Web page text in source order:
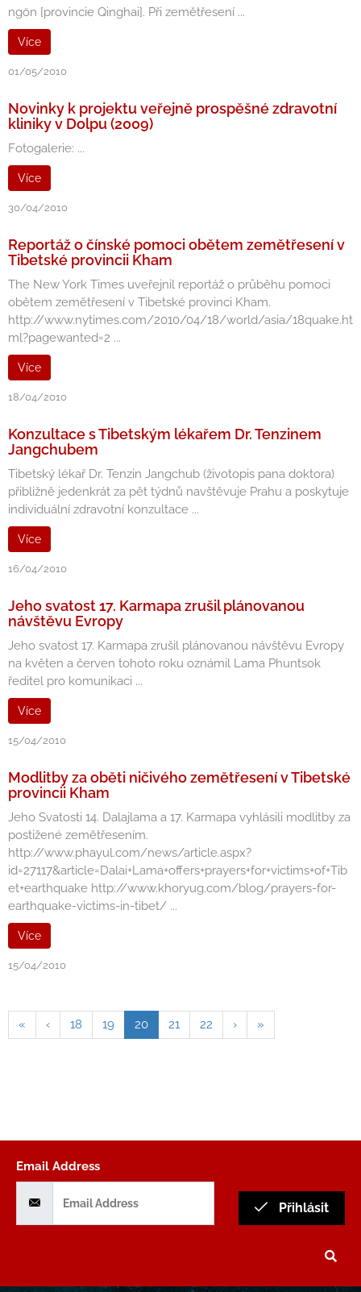
ngön [provincie Qinghai]. Při zemětřesení ...
Více
01/05/2010
Novinky k projektu veřejně prospěšné zdravotní
kliniky v Dolpu (2009)
Fotogalerie: ...
Více
30/04/2010
Reportáž o čínské pomoci obětem zemětřesení v
Tibetské provincii Kham
The New York Times uveřejnil reportáž o průběhu pomoci
obětem zemětřesení v Tibetské provinci Kham.
http://www.nytimes.com/2010/04/18/world/asia/18quake.ht
ml?pagewanted=2 ...
Více
18/04/2010
Konzultace s Tibetským lékařem Dr. Tenzinem
Jangchubem
Tibetský lékař Dr. Tenzin Jangchub (životopis pana doktora)
přibližně jedenkrát za pět týdnů navštěvuje Prahu a poskytuje
individuální zdravotní konzultace ...
Více
16/04/2010
Jeho svatost 17. Karmapa zrušil plánovanou
návštěvu Evropy
Jeho svatost 17. Karmapa zrušil plánovanou návštěvu Evropy
na květen a červen tohoto roku oznámil Lama Phuntsok
ředitel pro komunikaci ...
Více
15/04/2010
Modlitby za oběti ničivého zemětřesení v Tibetské
provincii Kham
Jeho Svatosti 14. Dalajlama a 17. Karmapa vyhlásili modlitby za
postižené zemětřesením.
http://www.phayul.com/news/article.aspx?
id=27117&article=Dalai+Lama+offers+prayers+for+victims+of+Tib
et+earthquake http://www.khoryug.com/blog/prayers-for-
earthquake-victims-in-tibet/ ...
Více
15/04/2010
« ‹ 18 19 20 21 22 › »
Email Address
Přihlásit